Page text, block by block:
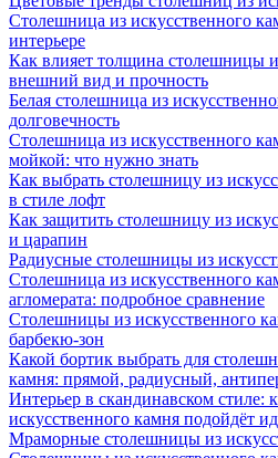
Столешница из искусственного
интерьере
Как влияет толщина столешницы
внешний вид и прочность
Белая столешница из
долговечность
Столешница из искусственного
мойкой: что нужно знать
Как выбрать столешницу из
в стиле лофт
Как защитить столешницу из
и царапин
Радиусные столешницы из
Столешница из искусственного
агломерата: подробное сравнение
Столешницы из искусственного
барбекю-зон
Какой бортик выбрать для
камня: прямой, радиусный,
Интерьер в скандинавском стиле:
искусственного камня подойдёт
Мраморные столешницы из